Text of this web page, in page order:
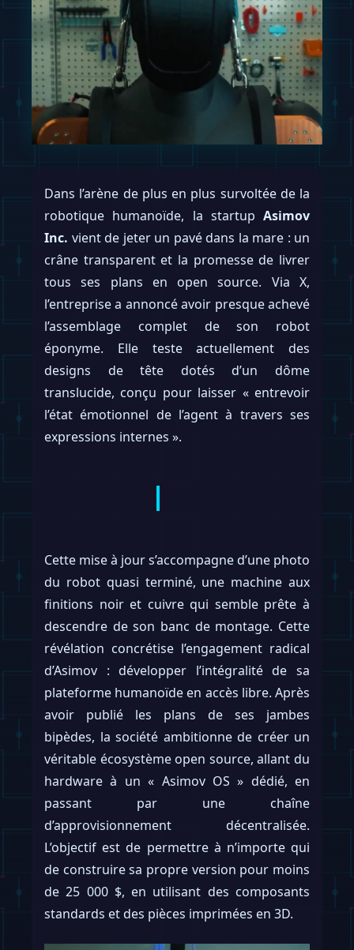
Dans l’arène de plus en plus survoltée de la
robotique humanoïde, la startup Asimov
Inc. vient de jeter un pavé dans la mare : un
crâne transparent et la promesse de livrer
tous ses plans en open source. Via X,
l’entreprise a annoncé avoir presque achevé
l’assemblage complet de son robot
éponyme. Elle teste actuellement des
designs de tête dotés d’un dôme
translucide, conçu pour laisser « entrevoir
l’état émotionnel de l’agent à travers ses
expressions internes ».
Cette mise à jour s’accompagne d’une photo
du robot quasi terminé, une machine aux
finitions noir et cuivre qui semble prête à
descendre de son banc de montage. Cette
révélation concrétise l’engagement radical
d’Asimov : développer l’intégralité de sa
plateforme humanoïde en accès libre. Après
avoir publié les plans de ses jambes
bipèdes, la société ambitionne de créer un
véritable écosystème open source, allant du
hardware à un « Asimov OS » dédié, en
passant par une chaîne
d’approvisionnement décentralisée.
L’objectif est de permettre à n’importe qui
de construire sa propre version pour moins
de 25 000 $, en utilisant des composants
standards et des pièces imprimées en 3D.